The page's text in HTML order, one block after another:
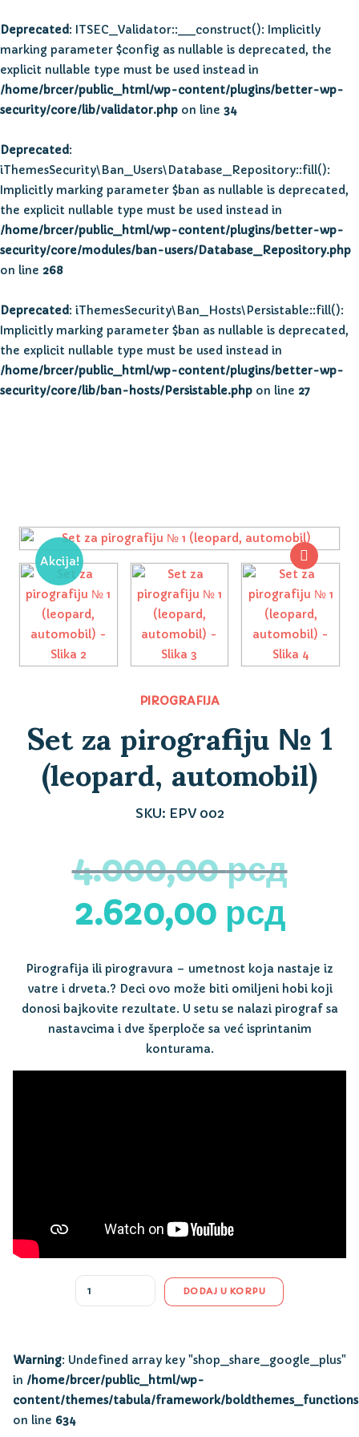
Deprecated: ITSEC_Validator::__construct(): Implicitly
marking parameter $config as nullable is deprecated, the
explicit nullable type must be used instead in
/home/brcer/public_html/wp-content/plugins/better-wp-
security/core/lib/validator.php on line 34
Deprecated:
iThemesSecurity\Ban_Users\Database_Repository::fill():
Implicitly marking parameter $ban as nullable is deprecated,
the explicit nullable type must be used instead in
/home/brcer/public_html/wp-content/plugins/better-wp-
security/core/modules/ban-users/Database_Repository.php
on line 268
Deprecated: iThemesSecurity\Ban_Hosts\Persistable::fill():
Implicitly marking parameter $ban as nullable is deprecated,
the explicit nullable type must be used instead in
/home/brcer/public_html/wp-content/plugins/better-wp-
security/core/lib/ban-hosts/Persistable.php on line 27
Akcija!
PIROGRAFIJA
Set za pirografiju № 1
(leopard, automobil)
SKU: EPV 002
4.000,00рсд
Originalna
je
bila:
4.000,00 рсд.
2.620,00 рсд
je:
Pirografija ili pirogravura – umetnost koja nastaje iz
vatre i drveta.? Deci ovo može biti omiljeni hobi koji
donosi bajkovite rezultate. U setu se nalazi pirograf sa
nastavcima i dve šperploče sa već isprintanim
konturama.
Quantity
DODAJ U KORPU
Warning: Undefined array key "shop_share_google_plus"
in /home/brcer/public_html/wp-
content/themes/tabula/framework/
on line 634